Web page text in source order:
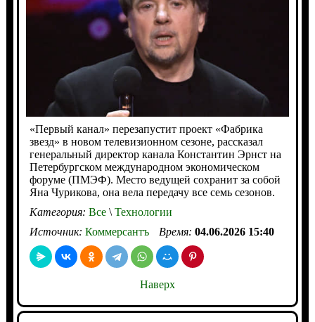
«Первый канал» перезапустит проект «Фабрика
звезд» в новом телевизионном сезоне, рассказал
генеральный директор канала Константин Эрнст на
Петербургском международном экономическом
форуме (ПМЭФ). Место ведущей сохранит за собой
Яна Чурикова, она вела передачу все семь сезонов.
Категория: Все\Технологии
Источник: Коммерсантъ Время: 04.06.2026 15:40
Наверх